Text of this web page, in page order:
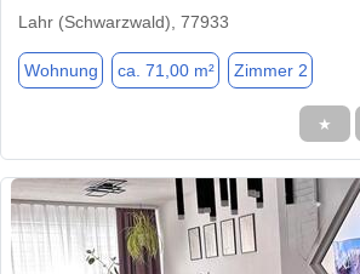
Lahr (Schwarzwald), 77933
Wohnung ca. 71,00 m² Zimmer 2
★